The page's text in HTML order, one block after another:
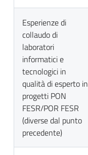
Esperienze di
collaudo di
laboratori
informatici e
tecnologici in
qualità di esperto in
progetti PON
FESR/POR FESR
(diverse dal punto
precedente)